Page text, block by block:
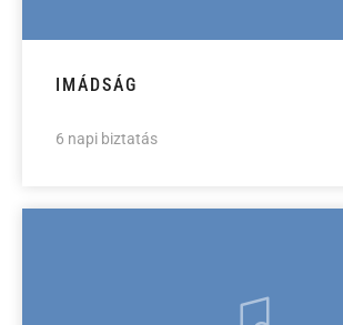
IMÁDSÁG
6 napi biztatás